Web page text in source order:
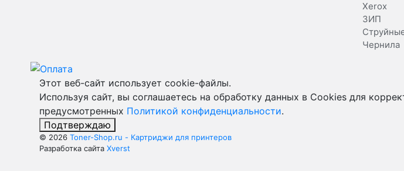
Xerox
ЗИП
Чернила
Этот веб-сайт использует cookie-файлы.
Используя сайт, вы соглашаетесь на обработку данных в Cookies для
предусмотренных Политикой конфиденциальности.
Подтверждаю
© 2026 Toner-Shop.ru - Картриджи для принтеров
Разработка сайта Xverst